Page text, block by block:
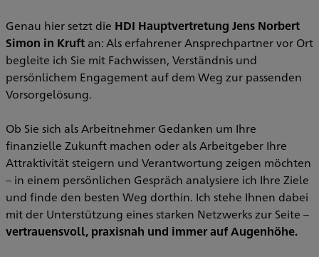
Genau hier setzt die HDI Hauptvertretung Jens Norbert
Simon in Kruft an: Als erfahrener Ansprechpartner vor Ort
begleite ich Sie mit Fachwissen, Verständnis und
persönlichem Engagement auf dem Weg zur passenden
Vorsorgelösung.
Ob Sie sich als Arbeitnehmer Gedanken um Ihre
finanzielle Zukunft machen oder als Arbeitgeber Ihre
Attraktivität steigern und Verantwortung zeigen möchten
– in einem persönlichen Gespräch analysiere ich Ihre Ziele
und finde den besten Weg dorthin. Ich stehe Ihnen dabei
mit der Unterstützung eines starken Netzwerks zur Seite –
vertrauensvoll, praxisnah und immer auf Augenhöhe.